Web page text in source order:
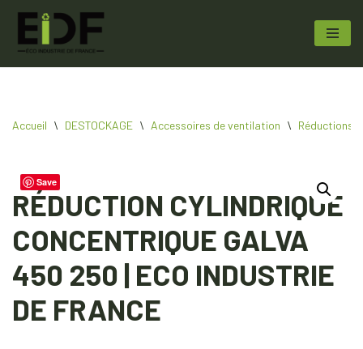
Aller
Accueil \ DESTOCKAGE \ Accessoires de ventilation \ Réductions
Save
RÉDUCTION CYLINDRIQUE
CONCENTRIQUE GALVA
450 250 | ECO INDUSTRIE
DE FRANCE